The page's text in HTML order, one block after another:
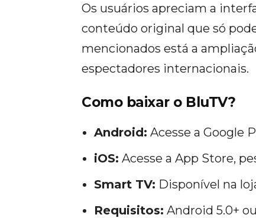
Os usuários apreciam a
conteúdo original que só
mencionados está a
espectadores internacionais.
Como baixar o BluTV?
Android: Acesse a Google
iOS: Acesse a App Store,
Smart TV: Disponível na
Requisitos: Android 5.0+